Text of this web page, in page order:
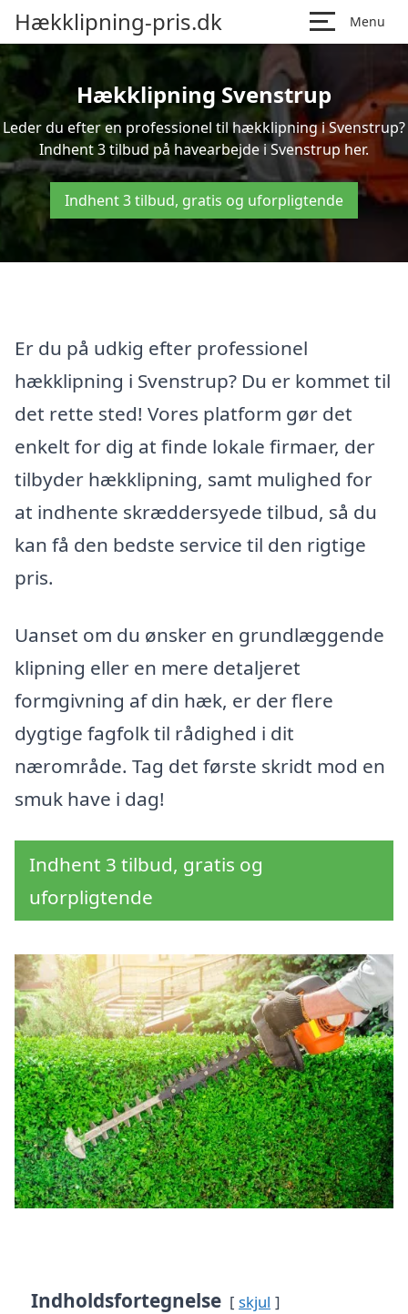
Hækklipning-pris.dk Menu
Hækklipning Svenstrup
Leder du efter en professionel til hækklipning i Svenstrup?
Indhent 3 tilbud på havearbejde i Svenstrup her.
Indhent 3 tilbud, gratis og uforpligtende
Er du på udkig efter professionel
hækklipning i Svenstrup? Du er kommet til
det rette sted! Vores platform gør det
enkelt for dig at finde lokale firmaer, der
tilbyder hækklipning, samt mulighed for
at indhente skræddersyede tilbud, så du
kan få den bedste service til den rigtige
pris.
Uanset om du ønsker en grundlæggende
klipning eller en mere detaljeret
formgivning af din hæk, er der flere
dygtige fagfolk til rådighed i dit
nærområde. Tag det første skridt mod en
smuk have i dag!
Indhent 3 tilbud, gratis og
uforpligtende
Indholdsfortegnelse skjul